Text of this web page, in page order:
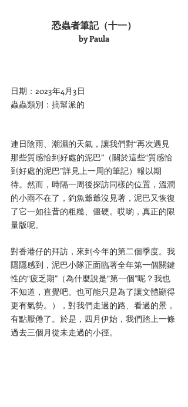
恐蟲者筆記（十一）
by Paula
日期：2023年4月3日
蟲蟲類別：搞幫派的
連日陰雨、潮濕的天氣，讓我們對“再次遇見
那些質感恰到好處的泥巴”（關於這些“質感恰
到好處的泥巴”詳見上一周的筆記）報以期
待。然而，時隔一周後探訪同樣的位置，溫潤
的小雨不在了，釣魚爺爺沒見著，泥巴又恢復
了它一如往昔的粗糙、僵硬。哎喲，真正的限
量版呢。
對香港仔的拜訪，來到今年的第二個季度。我
隱隱感到，泥巴小隊正面臨著全年第一個關鍵
性的“疲乏期”（為什麼說是“第一個”呢？我也
不知道，直覺吧。也可能只是為了讓文體顯得
更有氣勢。），對我們走過的路、看過的景，
有點厭倦了。於是，四月伊始，我們踏上一條
過去三個月從未走過的小徑。